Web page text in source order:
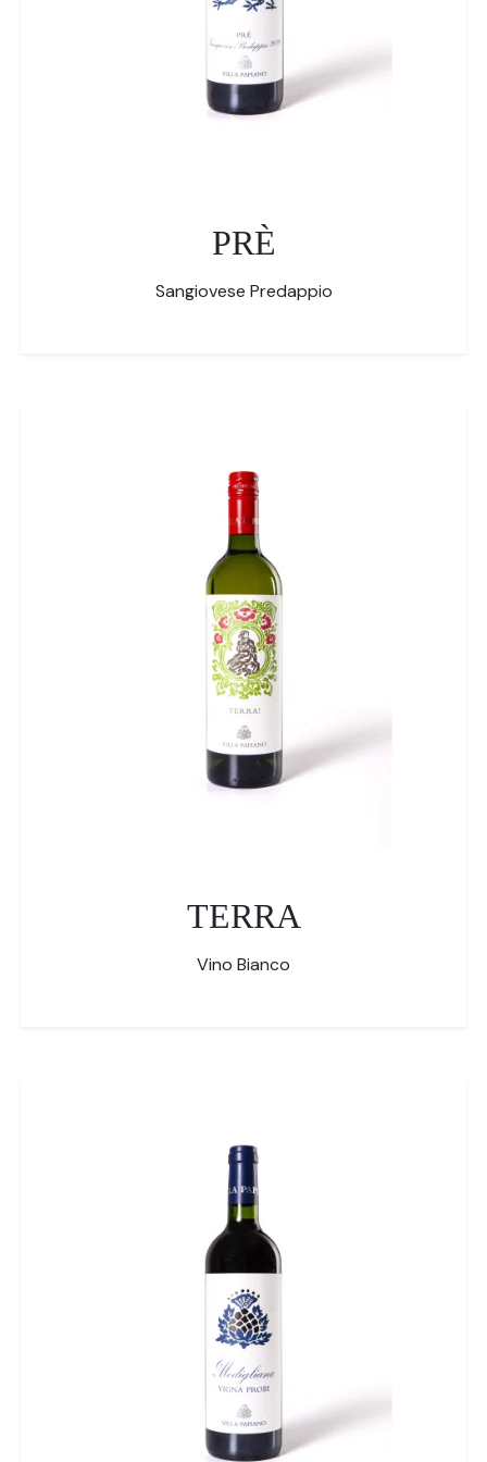
PRÈ
Sangiovese Predappio
TERRA
Vino Bianco